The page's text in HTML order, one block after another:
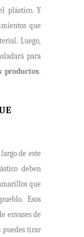
plástico. Y
que
Luego,
para
productos.
de este
deben
que
Esos
envases de
puedes tirar